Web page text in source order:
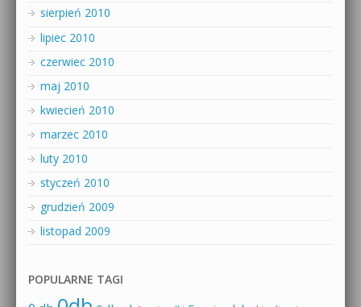
sierpień 2010
lipiec 2010
czerwiec 2010
maj 2010
kwiecień 2010
marzec 2010
luty 2010
styczeń 2010
grudzień 2009
listopad 2009
POPULARNE TAGI